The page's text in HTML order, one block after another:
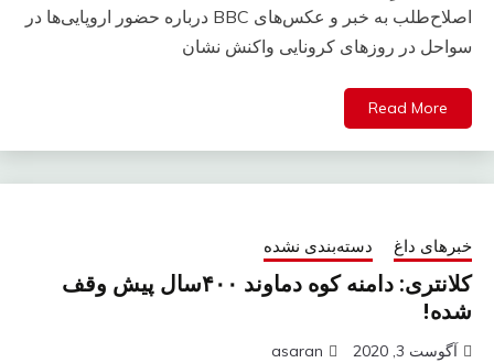
اصلاح‌طلب به خبر و عکس‌های BBC درباره حضور اروپایی‌ها در
سواحل در روز‌های کرونایی واکنش نشان
Read More
خبرهای داغ دسته‌بندی نشده
کلانتری: دامنه کوه دماوند ۴۰۰سال پیش وقف
شده!
آگوست 3, 2020 asaran